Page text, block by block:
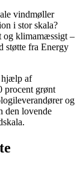
vindmøller
i stor skala?
og klimamæssigt –
støtte fra Energy
hjælp af
procent grønt
og
den lovende